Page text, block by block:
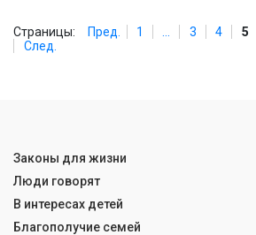
Страницы: Пред. 1 3 4 5
След.
Законы для жизни
Люди говорят
В интересах детей
Благополучие семей